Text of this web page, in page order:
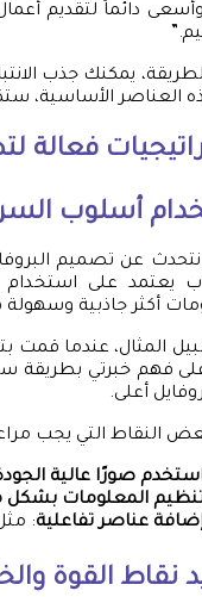
دائماً لتقديم
يمكنك جذب
العناصر الأساسية،
فعالة
أسلوب
عن تصميم
يعتمد على استخدام
أكثر جاذبية
المثال، عندما قمت
على فهم خبرتي بطريقة
أعلى.
النقاط التي يجب
صورًا عالية
المعلومات
عناصر تفاعلية:
نقاط القوة